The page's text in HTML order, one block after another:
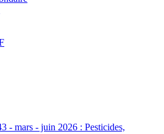
- mars - juin 2026 : Pesticides,